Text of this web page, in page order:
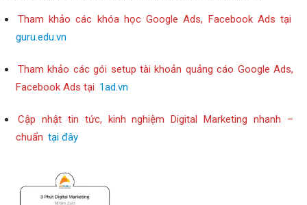
Tham khảo các khóa học Google Ads, Facebook Ads tại
guru.edu.vn
Tham khảo các gói setup tài khoản quảng cáo Google Ads,
Facebook Ads tại 1ad.vn
Cập nhật tin tức, kinh nghiệm Digital Marketing nhanh –
chuẩn tại đây